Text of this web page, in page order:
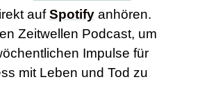
aufSpotifyanhören.
Zeitwellen Podcast, um
Impulse für
mit Leben und Tod zu